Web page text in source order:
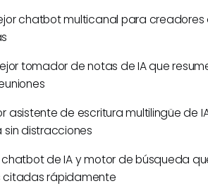
chatbot multicanal para
tomador de notas de IA que
asistente de escritura multilingüe de
sin distracciones
chatbot de IA y motor de búsqueda
citadas rápidamente